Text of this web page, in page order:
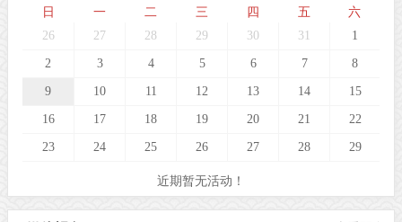
日
一 二 三 四 五 六
26 27 28 29 30 31 1
2 3 4 5 6 7 8
9 10 11 12 13 14 15
16 17 18 19 20 21 22
23 24 25 26 27 28 29
近期暂无活动！